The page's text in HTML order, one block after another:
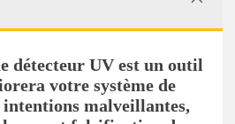
détecteur UV est un outil
votre système de
malveillantes,